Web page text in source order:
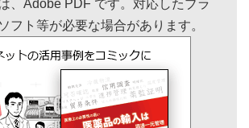
、Adobe PDF です。対応したブラ
フト等が必要な場合があります。